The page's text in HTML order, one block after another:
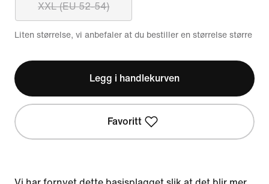
XXL (EU 52-54)
Liten størrelse, vi anbefaler at du bestiller en størrelse større
Legg i handlekurven
Favoritt